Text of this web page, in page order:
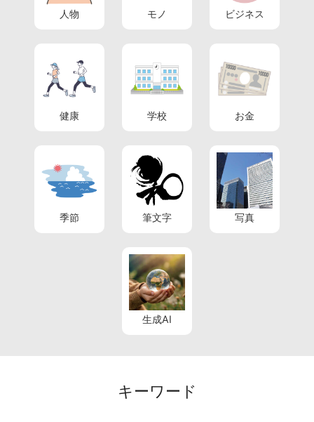
人物 モノ ビジネス
健康 学校 お金
季節 筆文字 写真
生成AI
キーワード